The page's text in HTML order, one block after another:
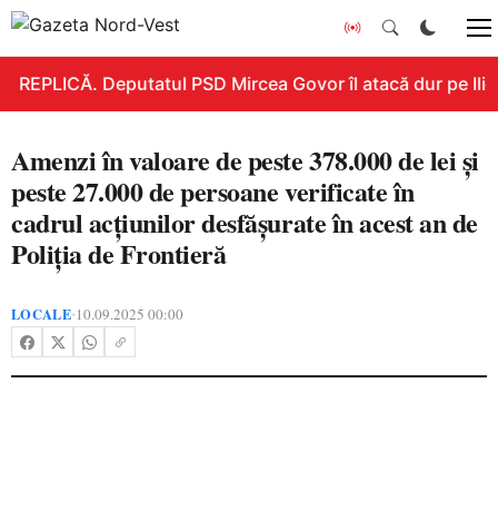
REPLICĂ. Deputatul PSD Mircea Govor îl atacă dur pe
Amenzi în valoare de peste 378.000 de lei și
peste 27.000 de persoane verificate în
cadrul acțiunilor desfășurate în acest an de
Poliția de Frontieră
LOCALE•10.09.2025 00:00